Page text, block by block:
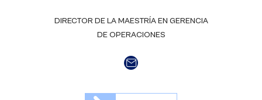
DIRECTOR DE LA MAESTRÍA EN GERENCIA
DE OPERACIONES